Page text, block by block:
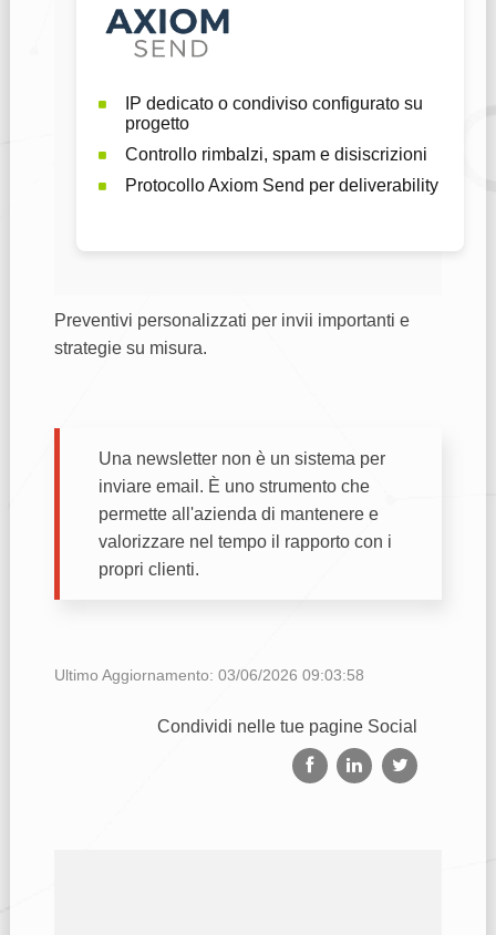
IP dedicato o condiviso configurato su
progetto
Controllo rimbalzi, spam e disiscrizioni
Protocollo Axiom Send per deliverability
Preventivi personalizzati per invii importanti e
strategie su misura.
Una newsletter non è un sistema per
inviare email. È uno strumento che
permette all'azienda di mantenere e
valorizzare nel tempo il rapporto con i
propri clienti.
Ultimo Aggiornamento: 03/06/2026 09:03:58
Condividi nelle tue pagine Social